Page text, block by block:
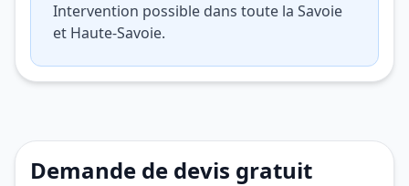
Intervention possible dans toute la Savoie
et Haute-Savoie.
Demande de devis gratuit